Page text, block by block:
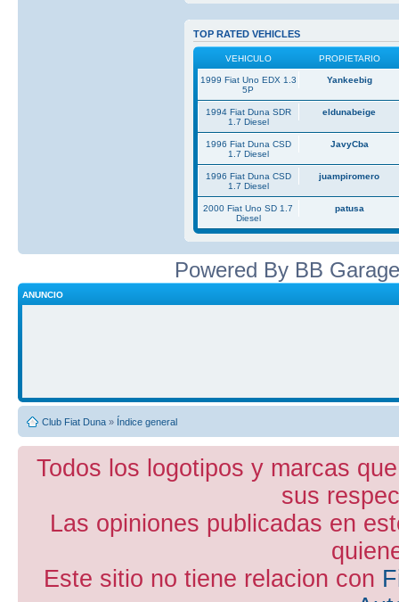
TOP RATED VEHICLES
VEHICULO PROPIETARIO
1999 Fiat Uno EDX 1.3
5P
Yankeebig
1994 Fiat Duna SDR
1.7 Diesel
eldunabeige
1996 Fiat Duna CSD
1.7 Diesel
JavyCba
1996 Fiat Duna CSD
1.7 Diesel
juampiromero
2000 Fiat Uno SD 1.7
Diesel
patusa
Powered By BB
ANUNCIO
Club Fiat Duna » Índice general
Todos los logotipos y marcas
sus
Las opiniones publicadas en
Este sitio no tiene relacion con